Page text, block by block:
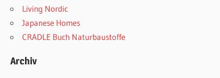
Living Nordic
Japanese Homes
CRADLE Buch Naturbaustoffe
Archiv